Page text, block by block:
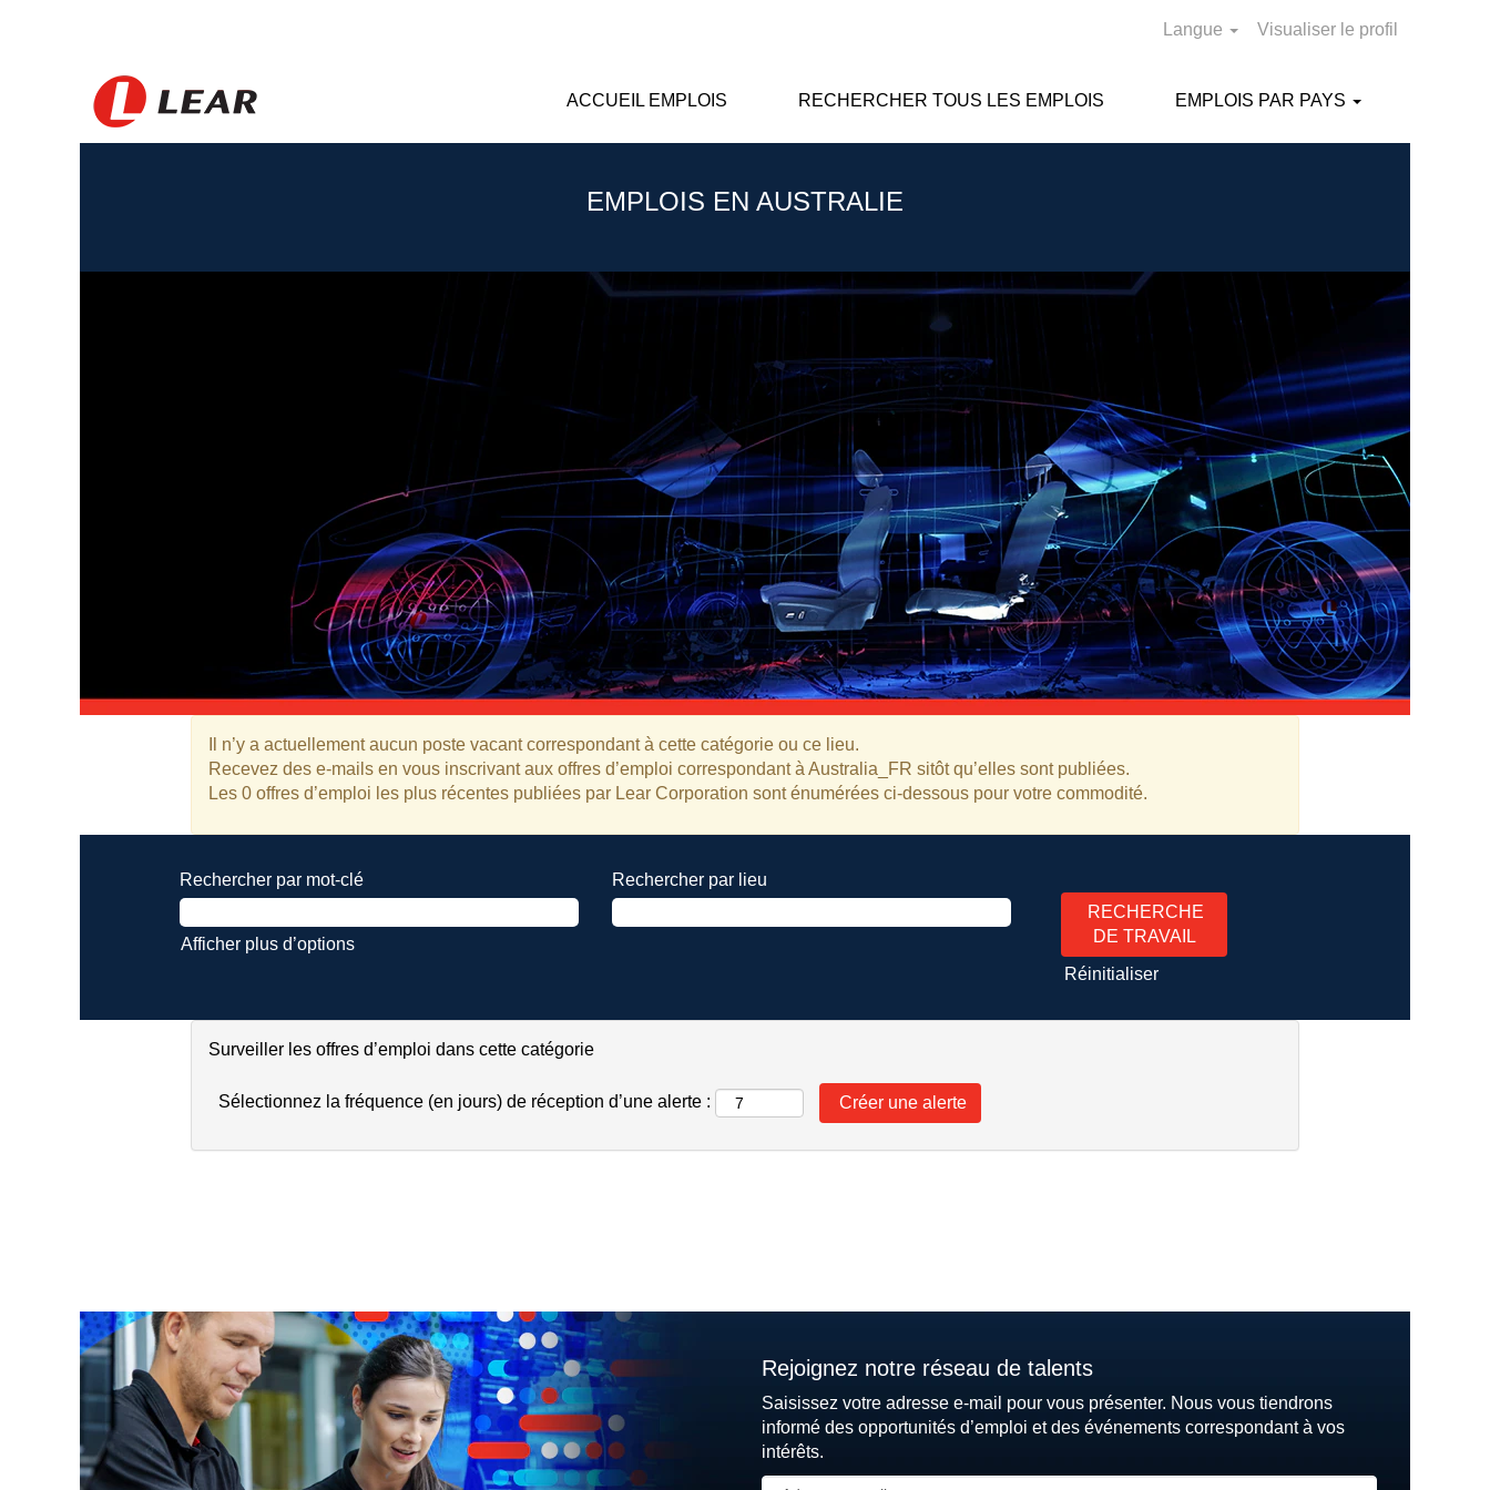
Langue Visualiser le profil
ACCUEIL EMPLOIS RECHERCHER TOUS LES EMPLOIS EMPLOIS PAR PAYS
EMPLOIS EN AUSTRALIE
Il n’y a actuellement aucun poste vacant correspondant à cette catégorie ou ce lieu.
Recevez des e-mails en vous inscrivant aux offres d’emploi correspondant à Australia_FR sitôt qu’elles sont publiées.
Les 0 offres d’emploi les plus récentes publiées par Lear Corporation sont énumérées ci-dessous pour votre commodité.
Rechercher par mot-clé Rechercher par lieu
Afficher plus d’options
Réinitialiser
Surveiller les offres d’emploi dans cette catégorie
Sélectionnez la fréquence (en jours) de réception d’une alerte :
Rejoignez notre réseau de talents
Saisissez votre adresse e-mail pour vous présenter. Nous vous tiendrons
informé des opportunités d’emploi et des événements correspondant à vos
intérêts.